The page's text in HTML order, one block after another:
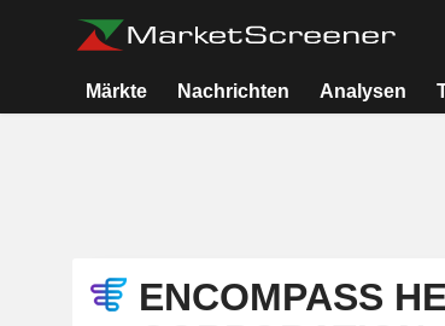
Märkte Nachrichten Analysen
ENCOMPASS